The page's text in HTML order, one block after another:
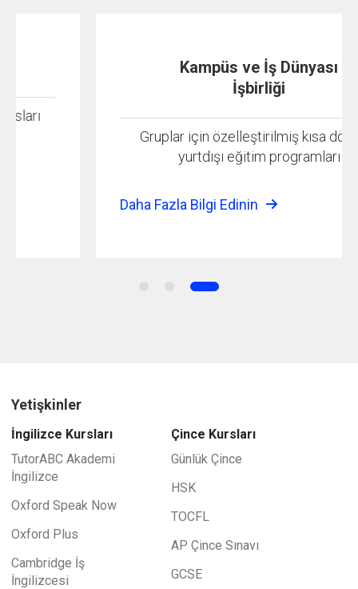
Kampüs ve İş Dünyası
Gruplar için özelleştirilmiş kısa dönemli
yurtdışı eğitim programları
Daha Fazla Bilgi Edinin
Yetişkinler
İngilizce Kursları
TutorABC Akademi
İngilizce
Oxford Speak Now
Oxford Plus
Cambridge İş
İngilizcesi
Çince Kursları
Günlük Çince
HSK
TOCFL
AP Çince Sınavı
GCSE